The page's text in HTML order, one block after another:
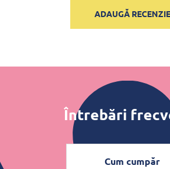
ADAUGĂ RECENZIE
Întrebări
Cum cumpăr